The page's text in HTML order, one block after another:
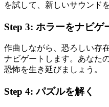
を試して、新しいサウンド
Step 3: ホラーをナビゲ
作曲しながら、恐ろしい存
ナビゲートします。あなた
恐怖を生き延びましょう。
Step 4:パズルを解く